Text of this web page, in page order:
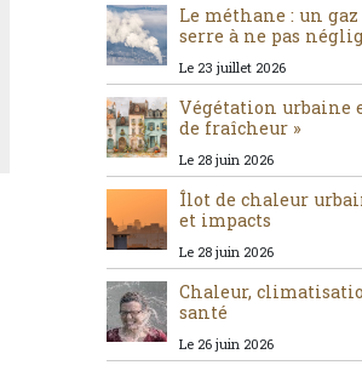
Le méthane : un
serre à ne pas
Le 23 juillet 2026
Végétation urbaine
de fraîcheur »
Le 28 juin 2026
Îlot de chaleur
et impacts
Le 28 juin 2026
Chaleur,
santé
Le 26 juin 2026